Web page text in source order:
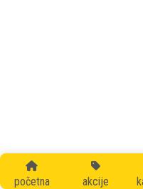
početna akcije